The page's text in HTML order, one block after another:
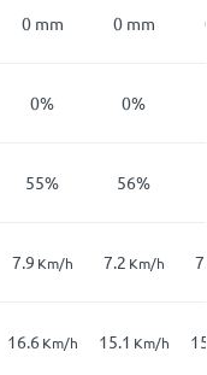
0 mm 0 mm
0% 0%
55% 56%
7.9 Km/h 7.2 Km/h
16.6 Km/h 15.1 Km/h